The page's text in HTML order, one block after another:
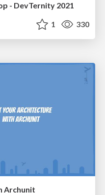
- DevTernity 2021
1 330
Archunit